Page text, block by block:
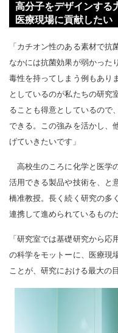
高分子をデザインする
医療現場に貢献したい
「カチオン性のある素材で抗
なかには抗菌効果が弱かった
毒性を持ってしまう例もあり
としているのが私たちの研究
ることも得意としているので
できる。この強みを活かし、
げていきたいです」
高校生のころに化学と医学
活用できる製品や技術を、と
橋准教授。長く続く研究の多
連携して進められているものだ
「研究室では基礎研究から
の科学をモットーに、医療現
ことが、研究における最大の